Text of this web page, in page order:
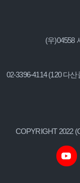
(우)04558
02-3396-4114 (120 다
COPYRIGHT 2022